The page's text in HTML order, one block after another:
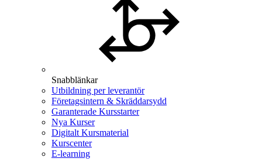
Snabblänkar
Utbildning per leverantör
Företagsintern & Skräddarsydd
Garanterade Kursstarter
Nya Kurser
Digitalt Kursmaterial
Kurscenter
E-learning